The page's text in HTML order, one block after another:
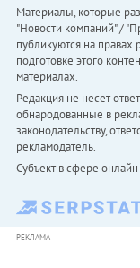
Материалы, которые
"Новости компаний" /
публикуются на правах
подготовке этого
материалах.
Редакция не несет
обнародованные в
законодательству,
рекламодатель.
Субъект в сфере
РЕКЛАМА